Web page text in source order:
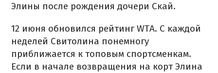
Элины после рождения дочери Скай.
12 июня обновился рейтинг WTA. С каждой
неделей Свитолина понемногу
приближается к топовым спортсменкам.
Если в начале возвращения на корт Элина